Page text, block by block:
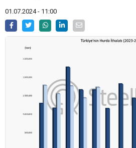
01.07.2024 - 11:00